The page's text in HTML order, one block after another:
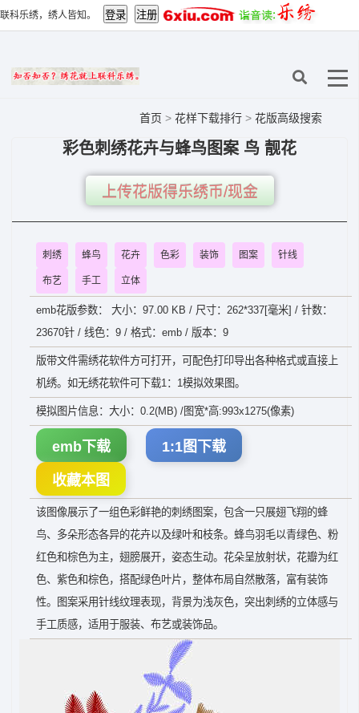
联科乐绣，绣人皆知。
首页 > 花样下载排行 > 花版高级搜索
彩色刺绣花卉与蜂鸟图案 鸟 靓花
上传花版得乐绣币/现金
刺绣 蜂鸟 花卉 色彩 装饰 图案 针线
布艺 手工 立体
emb花版参数： 大小：97.00 KB / 尺寸：262*337[毫米] / 针数：
23670针 / 线色：9 / 格式：emb / 版本：9
版带文件需绣花软件方可打开，可配色打印导出各种格式或直接上
机绣。如无绣花软件可下载1：1模拟效果图。
模拟图片信息：大小：0.2(MB) /图宽*高:993x1275(像素)
emb下载 1:1图下载
收藏本图
该图像展示了一组色彩鲜艳的刺绣图案，包含一只展翅飞翔的蜂
鸟、多朵形态各异的花卉以及绿叶和枝条。蜂鸟羽毛以青绿色、粉
红色和棕色为主，翅膀展开，姿态生动。花朵呈放射状，花瓣为红
色、紫色和棕色，搭配绿色叶片，整体布局自然散落，富有装饰
性。图案采用针线纹理表现，背景为浅灰色，突出刺绣的立体感与
手工质感，适用于服装、布艺或装饰品。